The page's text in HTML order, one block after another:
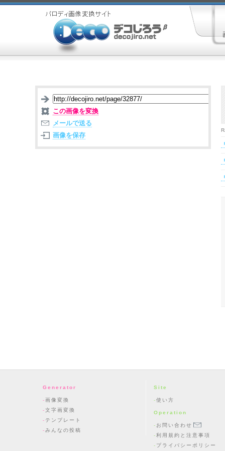
この画像を変換
メールで送る
画像を保存
Generator
画像変換
文字画変換
テンプレート
みんなの投稿
Site
使い方
Operation
お問い合わせ
利用規約と注意事項
プライバシーポリシー